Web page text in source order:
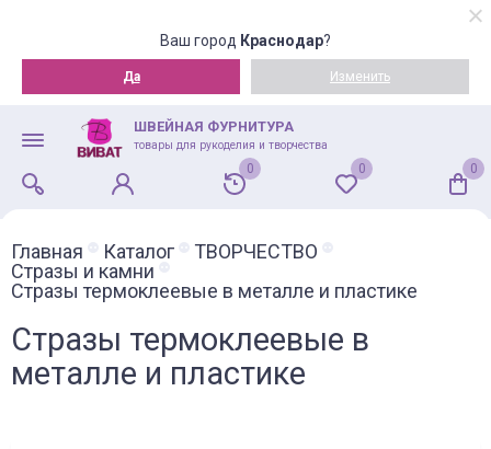
Ваш город Краснодар?
Да Изменить
ШВЕЙНАЯ ФУРНИТУРА
товары для рукоделия и творчества
0 0 0
Главная Каталог
ТВОРЧЕСТВО
Стразы и камни
Стразы термоклеевые в металле и пластике
Стразы термоклеевые в
металле и пластике